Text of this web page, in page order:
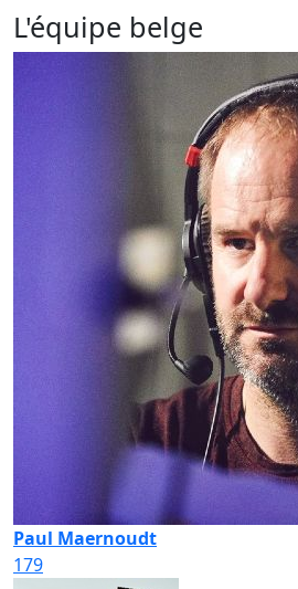
L'équipe belge
Paul Maernoudt
179